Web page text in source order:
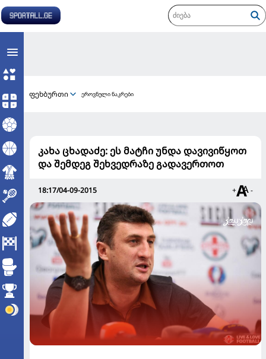
ფეხბურთი ეროვნული ნაკრები
კახა ცხადაძე: ეს მატჩი უნდა დავივიწყოთ
და შემდეგ შეხვედრაზე გადავერთოთ
18:17/04-09-2015 + -